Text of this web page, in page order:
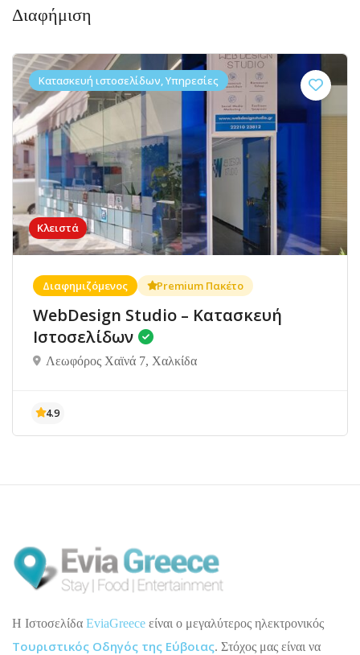
Διαφήμιση
Κλειστά
Κατασκευή ιστοσελίδων, Υπηρεσίες
Διαφημιζόμενος Premium Πακέτο
WebDesign Studio – Κατασκευή
Ιστοσελίδων
Λεωφόρος Χαϊνά 7, Χαλκίδα
H Ιστοσελίδα EviaGreece είναι ο μεγαλύτερος ηλεκτρονικός
Τουριστικός Οδηγός της Εύβοιας. Στόχος μας είναι να